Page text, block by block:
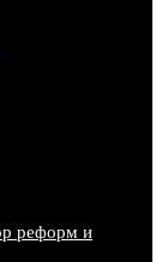
реформ и